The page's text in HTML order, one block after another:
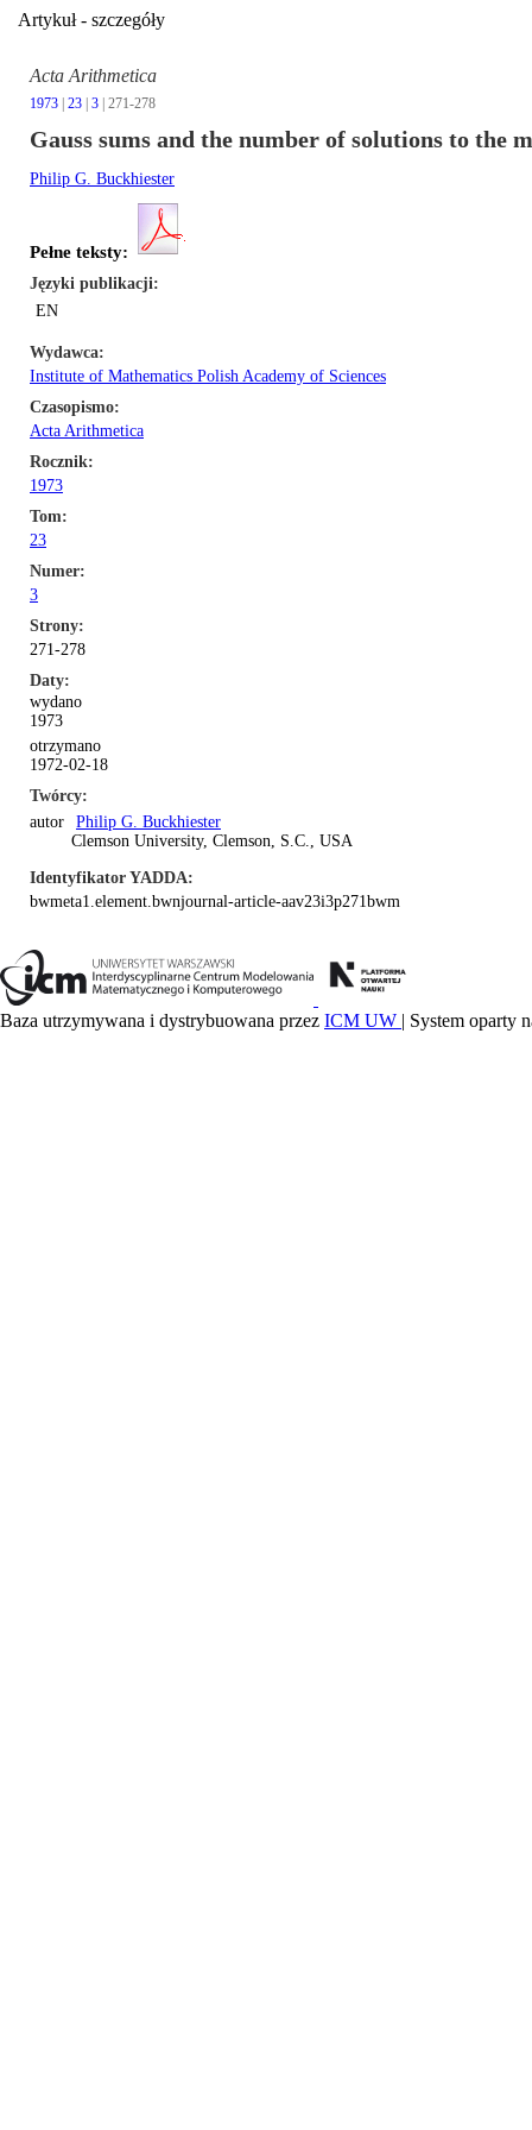
Artykuł - szczegóły
Acta Arithmetica
1973 23 3 | 271-278
Gauss sums and the number of solutions to
Philip G. Buckhiester
Pełne teksty:
Języki publikacji
EN
Wydawca
Institute of Mathematics Polish Academy of Sciences
Czasopismo
Acta Arithmetica
Rocznik
1973
Tom
23
Numer
3
Strony
271-278
Daty
wydano
1973
otrzymano
1972-02-18
Twórcy
autor
Philip G. Buckhiester
Clemson University, Clemson, S.C., USA
Identyfikator YADDA
bwmeta1.element.bwnjournal-article-aav23i3p271bwm
Baza utrzymywana i dystrybuowana przez ICM UW | System oparty